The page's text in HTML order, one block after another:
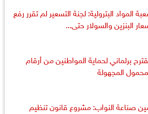
المواد البترولية: لجنة التسعير لم تقرر رفع
البنزين والسولار حتى...
برلماني لحماية المواطنين من أرقام
المجهولة
صناعة النواب: مشروع قانون تنظيم